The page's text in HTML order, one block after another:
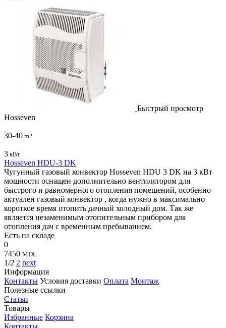
Быстрый просмотр
Hosseven
30-40 m2
3 кВт
Hosseven HDU-3 DK
Чугунный газовый конвектор Hosseven HDU 3 DK на 3 кВт
мощности оснащен дополнительно вентилятором для
быстрого и равномерного отопления помещений, особенно
актуален газовый конвектор , когда нужно в максимально
короткое время отопить дачный холодный дом. Так же
является незаменимым отопительным прибором для
отопления дач с временным пребыванием.
Есть на складе
0
7450 MDL
1/2 2 next
Информация
Контакты Условия доставки Оплата Монтаж
Полезные ссылки
Статьи
Товары
Избранные Корзина
Контакты